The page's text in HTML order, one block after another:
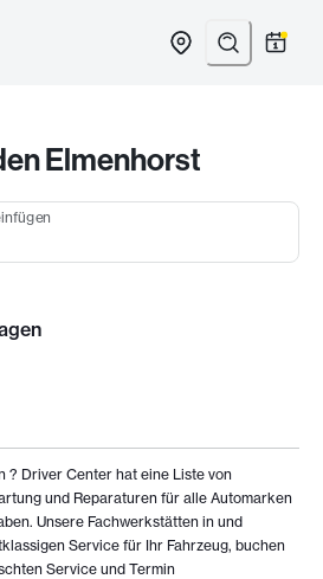
Elmenhorst
? Driver Center hat eine Liste von
und Reparaturen für alle Automarken
Unsere Fachwerkstätten in und
Service für Ihr Fahrzeug, buchen
Service und Termin